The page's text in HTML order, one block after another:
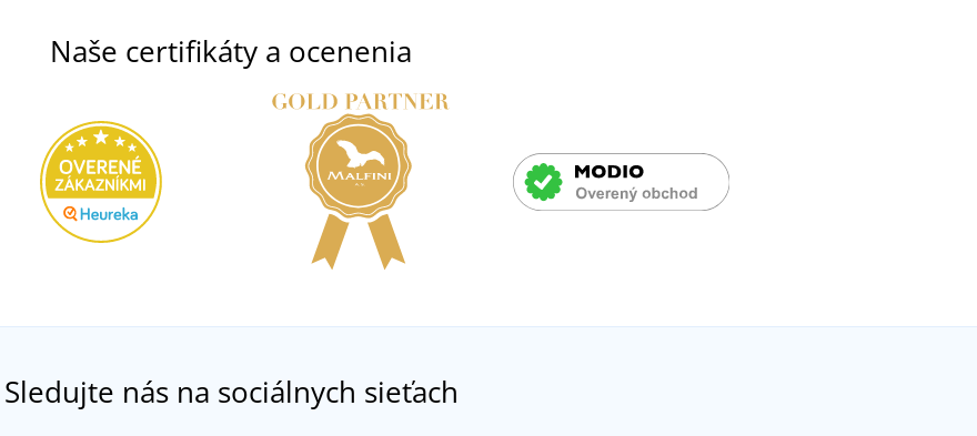
Naše certifikáty a ocenenia
Sledujte nás na sociálnych sieťach